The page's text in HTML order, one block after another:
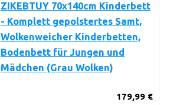
ZIKEBTUY 70x140cm Kinderbett
- Komplett gepolstertes Samt,
Wolkenweicher Kinderbetten,
Bodenbett für Jungen und
Mädchen (Grau Wolken)
179,99 €